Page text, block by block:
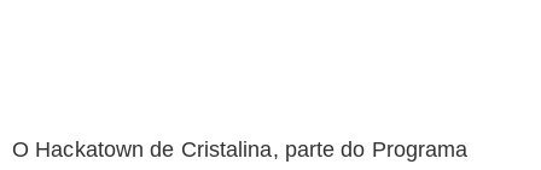
O Hackatown de Cristalina, parte do Programa